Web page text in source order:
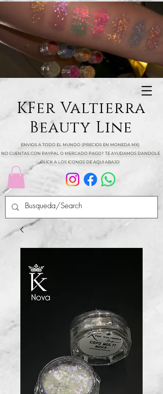
KFer Valtierra
Beauty Line
ENVIOS A TODO EL MUNDO (PRECIOS EN MONEDA MX)
NO CUENTAS CON PAYPAL O MERCADO PAGO? TE AYUDAMOS DANDOLE
CLICK A LOS ICONOS DE AQUI ABAJO